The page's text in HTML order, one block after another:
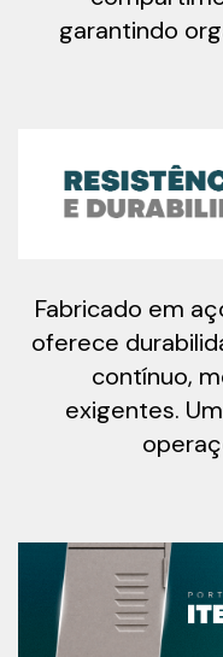
garantindo
Fabricado em
oferece
contínuo,
exigentes.